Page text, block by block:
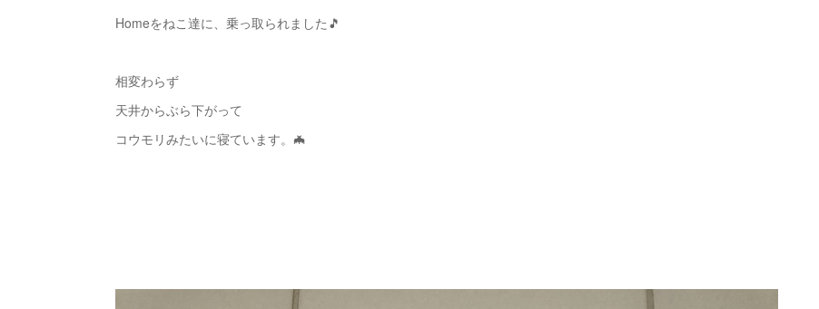
Homeをねこ達に、乗っ取られました🎵
相変わらず
天井からぶら下がって
コウモリみたいに寝ています。🦇